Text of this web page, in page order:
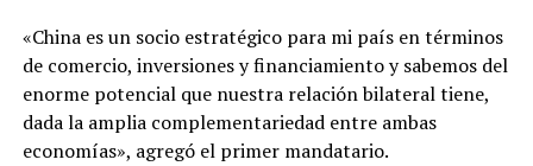
«China es un socio estratégico para mi país en términos
de comercio, inversiones y financiamiento y sabemos del
enorme potencial que nuestra relación bilateral tiene,
dada la amplia complementariedad entre ambas
economías», agregó el primer mandatario.